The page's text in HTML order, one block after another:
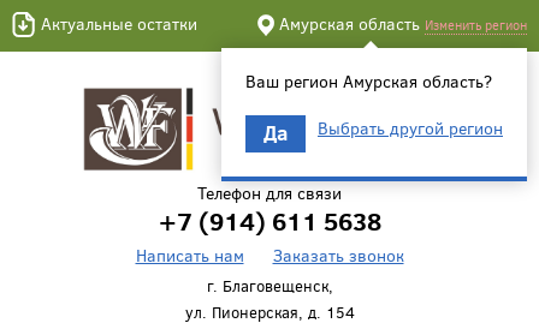
Актуальные остатки Амурская область Изменить регион
Ваш регион Амурская область?
Да Выбрать другой регион
Телефон для связи
+7 (914) 611 5638
Написать нам Заказать звонок
г. Благовещенск,
ул. Пионерская, д. 154